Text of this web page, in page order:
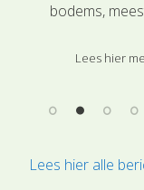
bodems,
wateren kun
Lees hier
Lees hier alle